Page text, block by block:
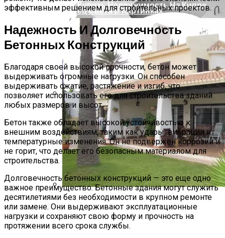
Производство Плит Перекрытия ВП В
Москве
Конец Света В Картинках
Как Купить Недвижимость На Кипре
Недвижимость В Испании Без
Посредников
эффективным решением для строительных проектов.
Надежность И Долговечность
Бетонных Конструкций
Благодаря своей высокой прочности, бетон может
выдерживать огромные нагрузки. Он способен
выдерживать сжатие, растяжение и изгиб, что
позволяет использовать его для строительства зданий
любых размеров и высот.
Бетон также обладает высокой устойчивостью к
внешним воздействиям, таким как удары, вибрации и
температурные изменения. Он не подвержен коррозии и
не горит, что делает его безопасным материалом для
строительства.
Долговечность бетонных конструкций — это еще одно
важное преимущество. Бетонные здания могут служить
десятилетиями без необходимости в крупном ремонте
или замене. Они выдерживают эксплуатационные
нагрузки и сохраняют свою форму и прочность на
протяжении всего срока службы.